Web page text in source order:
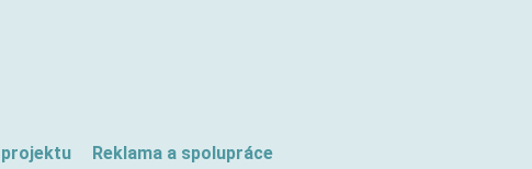
Reklama a spolupráce